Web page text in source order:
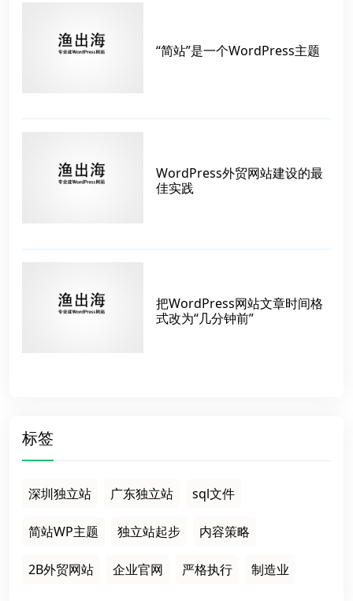
“简站”是一个WordPress主题
WordPress外贸网站建设的最
佳实践
把WordPress网站文章时间格
式改为“几分钟前”
标签
深圳独立站 广东独立站 sql文件
简站WP主题 独立站起步 内容策略
2B外贸网站 企业官网 严格执行 制造业